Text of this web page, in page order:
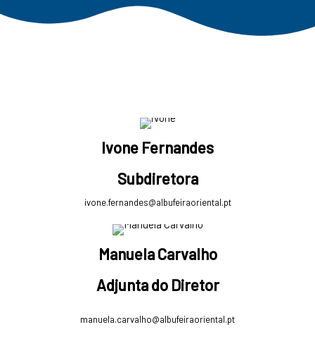
Ivone Fernandes
Subdiretora
ivone.fernandes@albufeiraoriental.pt
Manuela Carvalho
Adjunta do Diretor
manuela.carvalho@albufeiraoriental.pt